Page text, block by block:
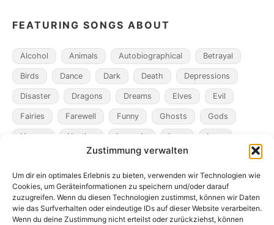
Zustimmung verwalten
Um dir ein optimales Erlebnis zu bieten, verwenden wir Technologien wie
Cookies, um Geräteinformationen zu speichern und/oder darauf
zuzugreifen. Wenn du diesen Technologien zustimmst, können wir Daten
wie das Surfverhalten oder eindeutige IDs auf dieser Website verarbeiten.
Wenn du deine Zustimmung nicht erteilst oder zurückziehst, können
FEATURING SONGS ABOUT
Alcohol Animals Autobiographical Betrayal
Birds Dance Dark Death Depressions
Disaster Dragons Dreams Elves Evil
Fairies Farewell Funny Ghosts Gods
Heroes Hunting Legends Loss Love
Magicians Metamorphosis
Mistaken Identity Murder Music Novel
Obsession Pacts Poverty Revenge
Robbers Role Playing Games Ships Spooky